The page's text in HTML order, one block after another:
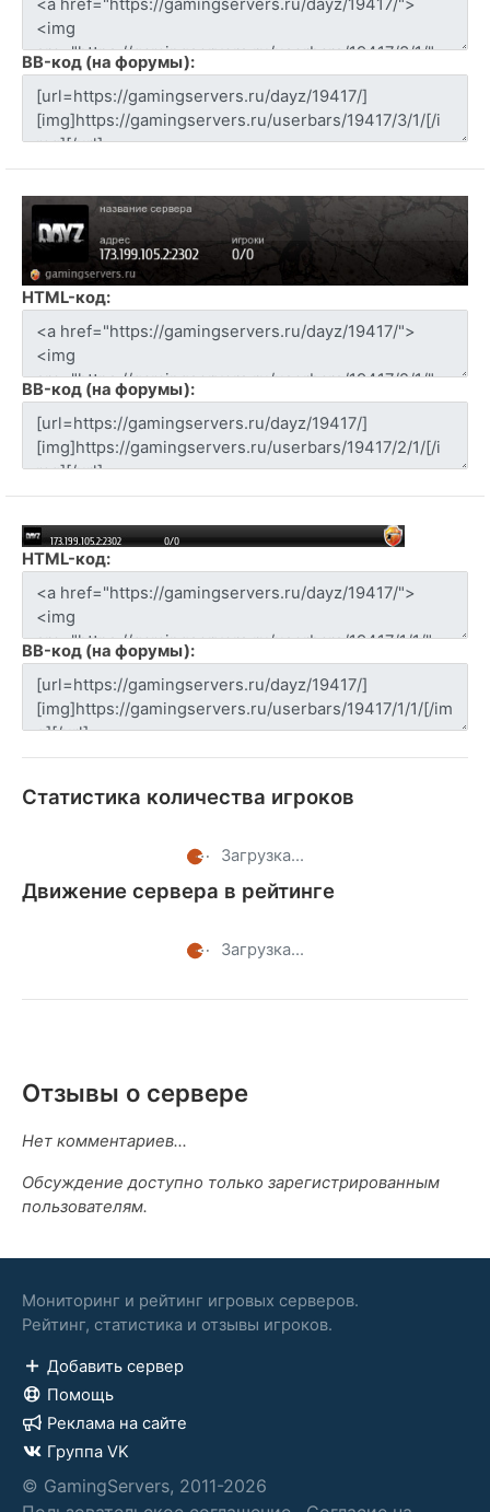
BB-код (на форумы):
HTML-код:
BB-код (на форумы):
HTML-код:
BB-код (на форумы):
Статистика количества игроков
Загрузка...
Движение сервера в рейтинге
Загрузка...
Отзывы о сервере
Нет комментариев...
Обсуждение доступно только зарегистрированным
пользователям.
Мониторинг и рейтинг игровых серверов.
Рейтинг, статистика и отзывы игроков.
Добавить сервер
Помощь
Реклама на сайте
Группа VK
© GamingServers, 2011-2026